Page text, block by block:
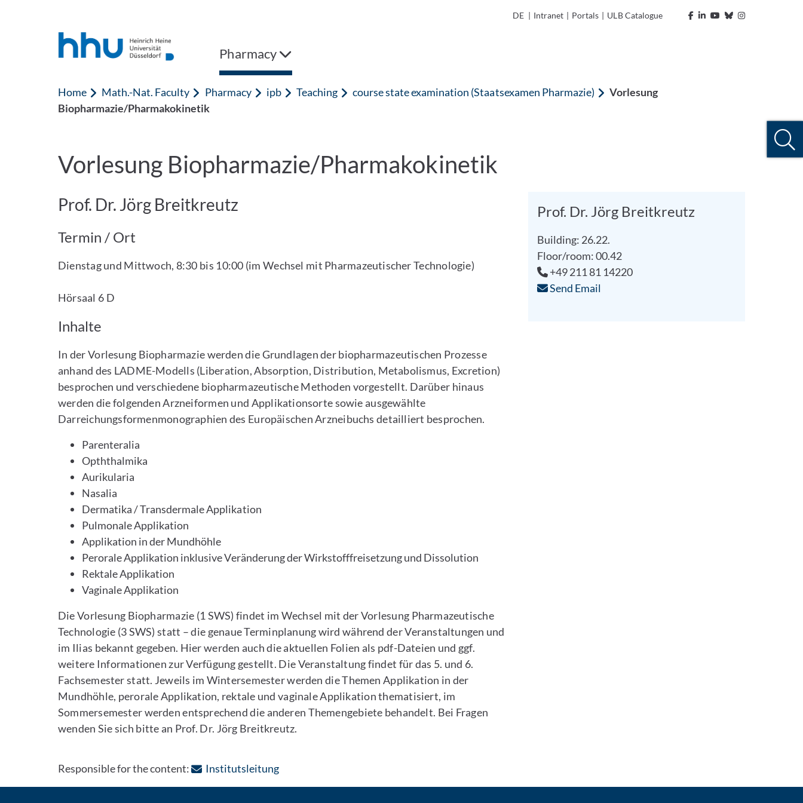
DE | Intranet | Portals | ULB Catalogue
Pharmacy
Home Math.-Nat. Faculty Pharmacy ipb Teaching course state examination (Staatsexamen Pharmazie)
Vorlesung
Biopharmazie/Pharmakokinetik
Vorlesung Biopharmazie/Pharmakokinetik
Prof. Dr. Jörg Breitkreutz
Termin / Ort
Dienstag und Mittwoch, 8:30 bis 10:00 (im Wechsel mit Pharmazeutischer Technologie)
Hörsaal 6 D
Inhalte
In der Vorlesung Biopharmazie werden die Grundlagen der biopharmazeutischen Prozesse
anhand des LADME-Modells (Liberation, Absorption, Distribution, Metabolismus, Excretion)
besprochen und verschiedene biopharmazeutische Methoden vorgestellt. Darüber hinaus
werden die folgenden Arzneiformen und Applikationsorte sowie ausgewählte
Darreichungsformenmonographien des Europäischen Arzneibuchs detailliert besprochen.
Parenteralia
Opththalmika
Aurikularia
Nasalia
Dermatika / Transdermale Applikation
Pulmonale Applikation
Applikation in der Mundhöhle
Perorale Applikation inklusive Veränderung der Wirkstofffreisetzung und Dissolution
Rektale Applikation
Vaginale Applikation
Die Vorlesung Biopharmazie (1 SWS) findet im Wechsel mit der Vorlesung Pharmazeutische
Technologie (3 SWS) statt – die genaue Terminplanung wird während der Veranstaltungen und
im Ilias bekannt gegeben. Hier werden auch die aktuellen Folien als pdf-Dateien und ggf.
weitere Informationen zur Verfügung gestellt. Die Veranstaltung findet für das 5. und 6.
Fachsemester statt. Jeweils im Wintersemester werden die Themen Applikation in der
Mundhöhle, perorale Applikation, rektale und vaginale Applikation thematisiert, im
Sommersemester werden entsprechend die anderen Themengebiete behandelt. Bei Fragen
wenden Sie sich bitte an Prof. Dr. Jörg Breitkreutz.
Prof. Dr. Jörg Breitkreutz
Building: 26.22.
Floor/room: 00.42
+49 211 81 14220
Send Email
Responsible for the content: Institutsleitung: Contact by e-mail